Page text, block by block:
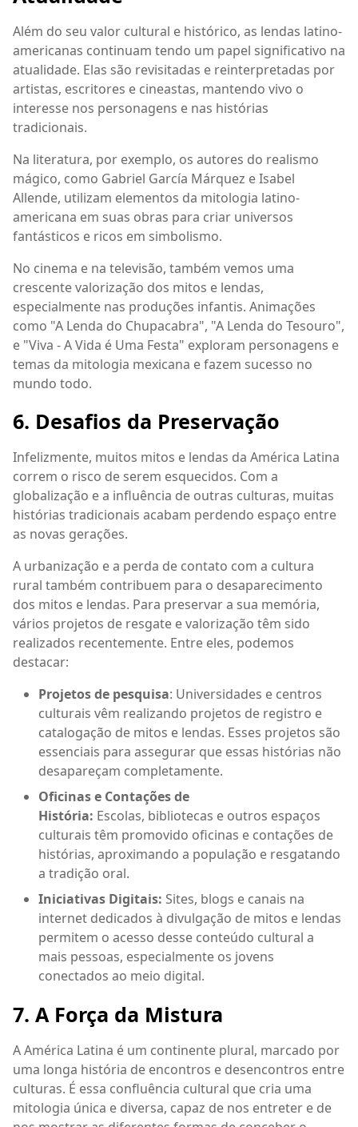
Além do seu valor cultural e histórico, as lendas latino-
americanas continuam tendo um papel significativo na
atualidade. Elas são revisitadas e reinterpretadas por
artistas, escritores e cineastas, mantendo vivo o
interesse nos personagens e nas histórias
tradicionais.
Na literatura, por exemplo, os autores do realismo
mágico, como Gabriel García Márquez e Isabel
Allende, utilizam elementos da mitologia latino-
americana em suas obras para criar universos
fantásticos e ricos em simbolismo.
No cinema e na televisão, também vemos uma
crescente valorização dos mitos e lendas,
especialmente nas produções infantis. Animações
como "A Lenda do Chupacabra", "A Lenda do Tesouro",
e "Viva - A Vida é Uma Festa" exploram personagens e
temas da mitologia mexicana e fazem sucesso no
mundo todo.
6. Desafios da Preservação
Infelizmente, muitos mitos e lendas da América Latina
correm o risco de serem esquecidos. Com a
globalização e a influência de outras culturas, muitas
histórias tradicionais acabam perdendo espaço entre
as novas gerações.
A urbanização e a perda de contato com a cultura
rural também contribuem para o desaparecimento
dos mitos e lendas. Para preservar a sua memória,
vários projetos de resgate e valorização têm sido
realizados recentemente. Entre eles, podemos
destacar:
Projetos de pesquisa: Universidades e centros
culturais vêm realizando projetos de registro e
catalogação de mitos e lendas. Esses projetos são
essenciais para assegurar que essas histórias não
desapareçam completamente.
Oficinas e Contações de
História: Escolas, bibliotecas e outros espaços
culturais têm promovido oficinas e contações de
histórias, aproximando a população e resgatando
a tradição oral.
Iniciativas Digitais: Sites, blogs e canais na
internet dedicados à divulgação de mitos e lendas
permitem o acesso desse conteúdo cultural a
mais pessoas, especialmente os jovens
conectados ao meio digital.
7. A Força da Mistura
A América Latina é um continente plural, marcado por
uma longa história de encontros e desencontros entre
culturas. É essa confluência cultural que cria uma
mitologia única e diversa, capaz de nos entreter e de